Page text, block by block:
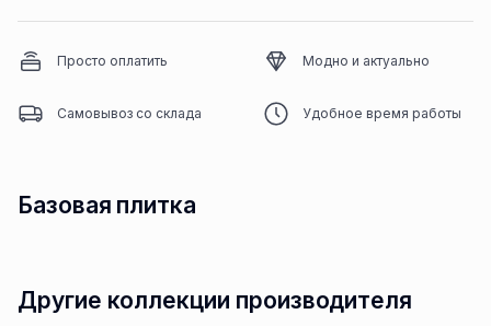
Просто оплатить Модно и актуально
Самовывоз со склада Удобное время работы
Базовая плитка
Другие коллекции производителя